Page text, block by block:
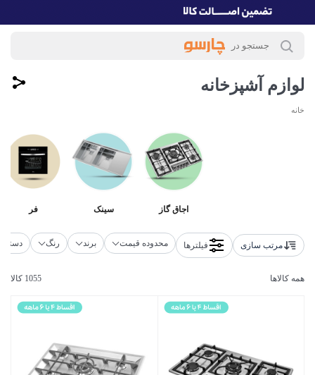
لوازم آشپزخانه
خانه
اجاق گاز سینک فر
1055 کالا همه کالاها
مرتب سازی فیلترها محدوده قیمت برند رنگ